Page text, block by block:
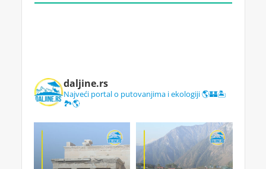
daljine.rs
Najveći portal o putovanjima i ekologiji 🌎🏰🏝️
🏞️🌎